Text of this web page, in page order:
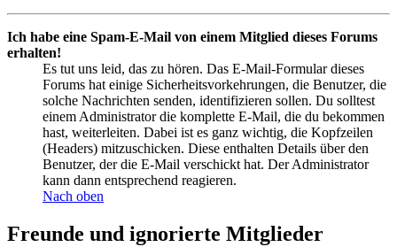
Ich habe eine Spam-E-Mail von einem Mitglied dieses Forums
erhalten!
Es tut uns leid, das zu hören. Das E-Mail-Formular dieses
Forums hat einige Sicherheitsvorkehrungen, die Benutzer, die
solche Nachrichten senden, identifizieren sollen. Du solltest
einem Administrator die komplette E-Mail, die du bekommen
hast, weiterleiten. Dabei ist es ganz wichtig, die Kopfzeilen
(Headers) mitzuschicken. Diese enthalten Details über den
Benutzer, der die E-Mail verschickt hat. Der Administrator
kann dann entsprechend reagieren.
Nach oben
Freunde und ignorierte Mitglieder